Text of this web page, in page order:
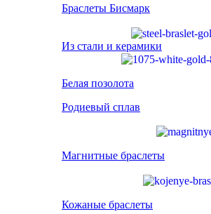
Браслеты Бисмарк
Из стали и керамики
Белая позолота
Родиевый сплав
Магнитные браслеты
Кожаные браслеты